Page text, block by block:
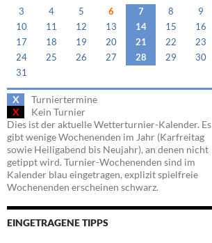
3
4 5 6 7 8
9
10
11 12 13 14 15
16
17
18 19 20 21 22
23
24
25 26 27 28 29
30
31
X
Turniertermine
X
Kein Turnier
Dies ist der aktuelle Wetterturnier-Kalender. Es
gibt wenige Wochenenden im Jahr (Karfreitag
sowie Heiligabend bis Neujahr), an denen nicht
getippt wird. Turnier-Wochenenden sind im
Kalender blau eingetragen, explizit spielfreie
Wochenenden erscheinen schwarz.
EINGETRAGENE TIPPS